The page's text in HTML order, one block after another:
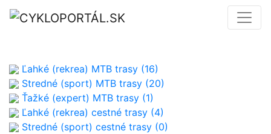
Ľahké (rekrea) MTB trasy (16)
Stredné (sport) MTB trasy (20)
Ťažké (expert) MTB trasy (1)
Ľahké (rekrea) cestné trasy (4)
Stredné (sport) cestné trasy (0)